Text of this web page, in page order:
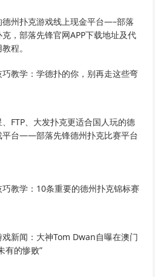
德州扑克游戏线上现金平台—–部落
，部落先锋官网APP下载地址及代
程。
教学：学德扑的你，别再走这些弯
FTP、大发扑克更适合国人玩的德
平台——部落先锋德州扑克比赛平台
教学：10条重要的德州扑克锦标赛
戏新闻：大神Tom Dwan自曝在澳门
有的惨败”